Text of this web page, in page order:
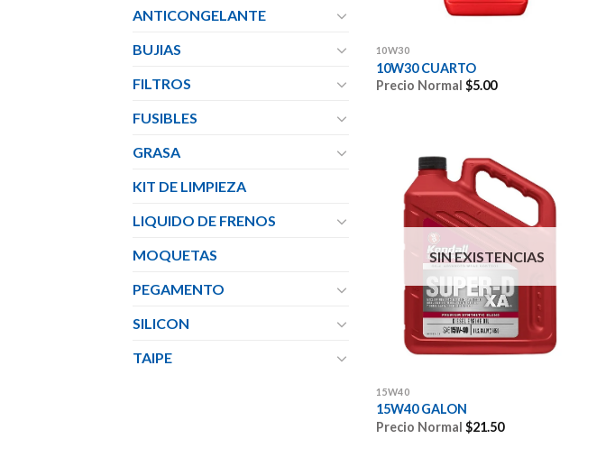
ANTICONGELANTE
BUJIAS
FILTROS
FUSIBLES
GRASA
KIT DE LIMPIEZA
LIQUIDO DE FRENOS
MOQUETAS
PEGAMENTO
SILICON
TAIPE
10W30
10W30 CUARTO
Precio Normal $5.00
SIN EXISTENCIAS
15W40
15W40 GALON
Precio Normal $21.50